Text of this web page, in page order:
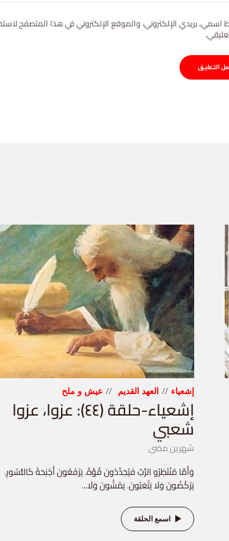
اسمي، بريدي الإلكتروني، والموقع الإلكتروني في هذا المتصفح
إشعياء العهد القديم عيش و ملح
إشعياء-حلقة (٤٤): عزوا، عزوا
شعبي
شهرين مضى
وَأَمَّا مُنْتَظِرُو الرَّبِّ فَيُجَدِّدُونَ قُوَّةً. يَرْفَعُونَ أَجْنِحَةً كَالنُّسُورِ.
يَرْكُضُونَ وَلَا يَتْعَبُونَ. يَمْشُونَ وَلَا...
اسمع الحلقة